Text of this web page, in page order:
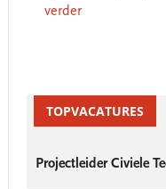
verder
SidebarTOPVACATURES
Projectleider Civiele